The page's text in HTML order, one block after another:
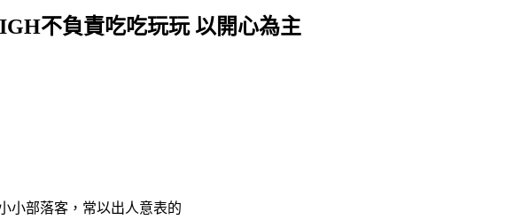
不負責吃吃玩玩 以開心為主
小部落客，常以出人意表的